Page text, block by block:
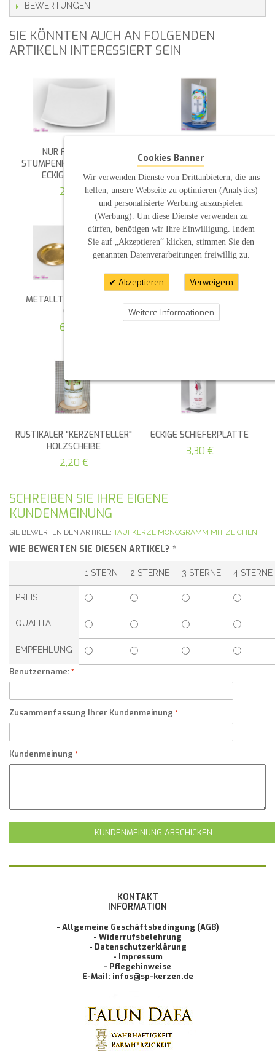
BEWERTUNGEN
SIE KÖNNTEN AUCH AN FOLGENDEN
ARTIKELN INTERESSIERT SEIN
NUR FÜR RUNDE
STUMPENKERZEN KLEINER
ECKIGER TELLER
2,99 €
ECKIGER KERAMIKTELLER
MITTELBLAU
5,35 €
METALLTELLER SILBER /
GOLD
6,00 €
SONNENGELB
RUSTIKALER "KERZENTELLER"
HOLZSCHEIBE
2,20 €
ECKIGE SCHIEFERPLATTE
3,30 €
SCHREIBEN SIE IHRE EIGENE
KUNDENMEINUNG
SIE BEWERTEN DEN ARTIKEL: TAUFKERZE MONOGRAMM MIT ZEICHEN
WIE BEWERTEN SIE DIESEN ARTIKEL? *
1 STERN 2 STERNE 3 STERNE 4 STERNE
PREIS
QUALITÄT
EMPFEHLUNG
Benutzername:
Zusammenfassung Ihrer Kundenmeinung
Kundenmeinung
KUNDENMEINUNG ABSCHICKEN
KONTAKT
INFORMATION
- Allgemeine Geschäftsbedingung (AGB)
- Widerrufsbelehrung
- Datenschutzerklärung
- Impressum
- Pflegehinweise
E-Mail: infos@sp-kerzen.de
Cookies Banner
Wir verwenden Dienste von Drittanbietern, die uns
helfen, unsere Webseite zu optimieren (Analytics)
und personalisierte Werbung auszuspielen
(Werbung). Um diese Dienste verwenden zu
dürfen, benötigen wir Ihre Einwilligung. Indem
Sie auf „Akzeptieren“ klicken, stimmen Sie den
genannten Datenverarbeitungen freiwillig zu.
Akzeptieren Verweigern
Weitere Informationen